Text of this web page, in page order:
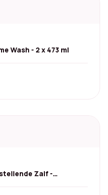
Wash - 2 x 473 ml
Zalf -